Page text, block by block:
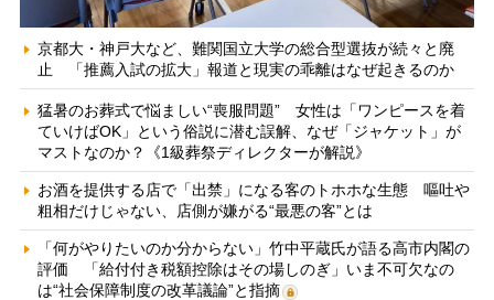
京都大・神戸大など、難関国立大学の総合型選抜が続々と廃
止 「推薦入試の拡大」報道と現実の乖離はなぜ起きるのか
猛暑のお葬式で悩ましい“喪服問題” 女性は「ワンピースを着
ていけばOK」という俗説に潜む誤解、なぜ「ジャケット」が
マストなのか？《1級葬祭ディレクターが解説》
お酒を提供する店で「出禁」になる客のトホホな生態 嘔吐や
粗相だけじゃない、店側が嫌がる“最悪の客”とは
「何がやりたいのか分からない」竹中平蔵氏が語る高市内閣の
評価 「給付付き税額控除はその場しのぎ」いま不可欠なの
は“社会保障制度の改革議論”と指摘